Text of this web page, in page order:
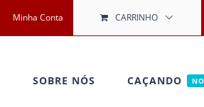
Minha Conta CARRINHO
SOBRE NÓS CAÇANDO